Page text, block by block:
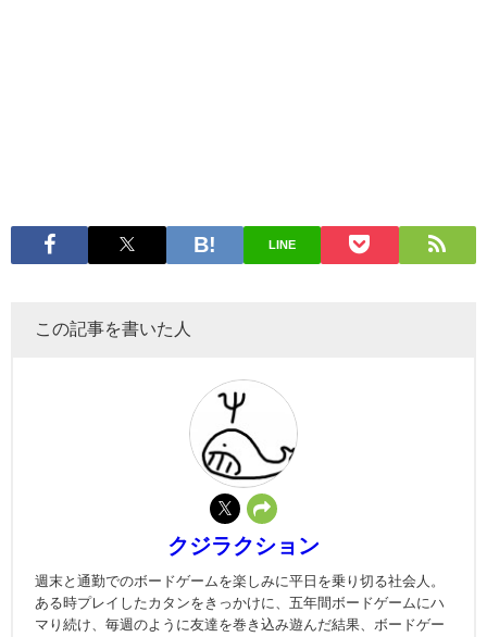
LINE
この記事を書いた人
クジラクション
週末と通勤でのボードゲームを楽しみに平日を乗り切る社会人。
ある時プレイしたカタンをきっかけに、五年間ボードゲームにハ
マり続け、毎週のように友達を巻き込み遊んだ結果、ボードゲー